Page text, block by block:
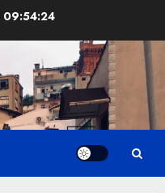
09:54:25